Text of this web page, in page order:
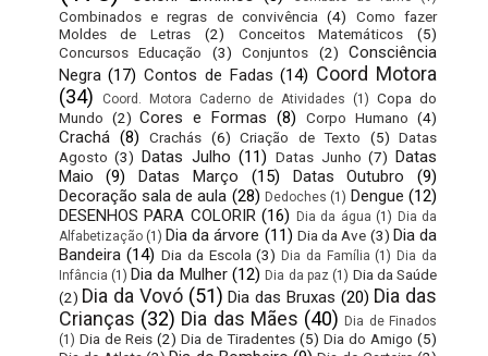
Combinados e regras de convivência (4)
Como fazer
Moldes de Letras
(2) Conceitos Matemáticos
(5)
Concursos Educação
(3) Conjuntos (2)
Consciência
Negra (17) Contos de Fadas (14) Coord Motora
(34)
Coord. Motora Caderno de Atividades (1) Copa do
Mundo (2) Cores e Formas (8) Corpo Humano (4)
Crachá (8) Crachás (6) Criação de Texto (5) Datas
Agosto (3) Datas Julho (11) Datas Junho (7) Datas
Maio
(9) Datas Março (15) Datas Outubro
(9)
Decoração sala de aula (28) Dedoches (1) Dengue (12)
DESENHOS PARA COLORIR (16) Dia da água (1) Dia da
Alfabetização (1) Dia da árvore (11) Dia da Ave (3) Dia da
Bandeira (14) Dia da Escola (3) Dia da Família (1) Dia da
Infância (1) Dia da Mulher (12) Dia da paz (1) Dia da Saúde
(2) Dia da Vovó (51) Dia das Bruxas (20) Dia das
Crianças (32) Dia das Mães (40) Dia de Finados
(1) Dia de Reis (2) Dia de Tiradentes (5) Dia do Amigo (5)